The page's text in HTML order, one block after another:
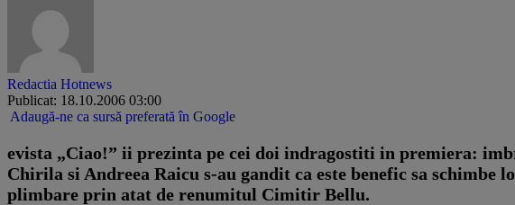
Redactia Hotnews
Publicat: 18.10.2006 03:00
Adaugă-ne ca sursă preferată în Google
evista „Ciao!” ii prezinta pe cei doi indragostiti in premiera:
Chirila si Andreea Raicu s-au gandit ca este benefic sa
plimbare prin atat de renumitul Cimitir Bellu.